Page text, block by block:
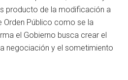
producto de la modificación a
Orden Público como se la
el Gobierno busca crear el
negociación y el sometimiento